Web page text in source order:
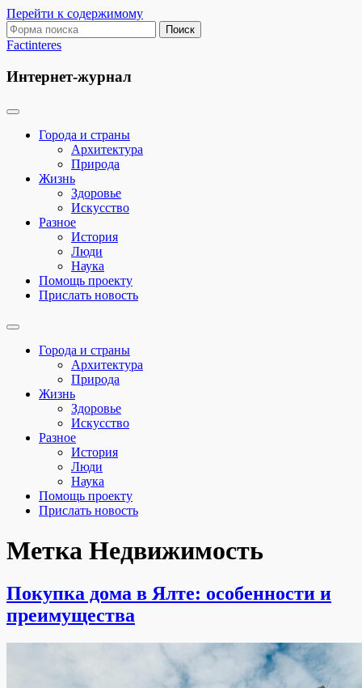
Перейти к содержимому
Поиск:
Factinteres
Интернет-журнал
Города и страны
Архитектура
Природа
Жизнь
Здоровье
Искусство
Разное
История
Люди
Наука
Помощь проекту
Прислать новость
Переключить
поискаГорода и страны
Архитектура
Природа
Жизнь
Здоровье
Искусство
Разное
История
Люди
Наука
Помощь проекту
Прислать новость
Метка Недвижимость
Покупка дома в Ялте: особенности и
преимущества